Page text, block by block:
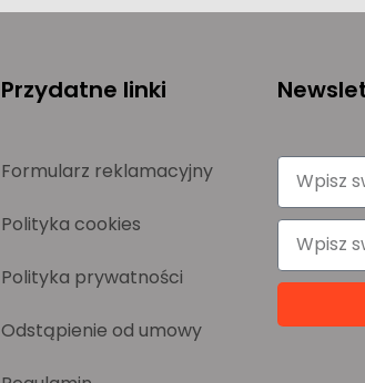
Przydatne linki
Formularz reklamacyjny
Polityka cookies
Polityka prywatności
Odstąpienie od umowy